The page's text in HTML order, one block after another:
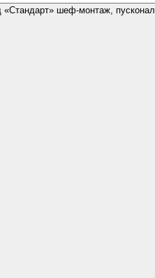
«Стандарт» шеф-монтаж,